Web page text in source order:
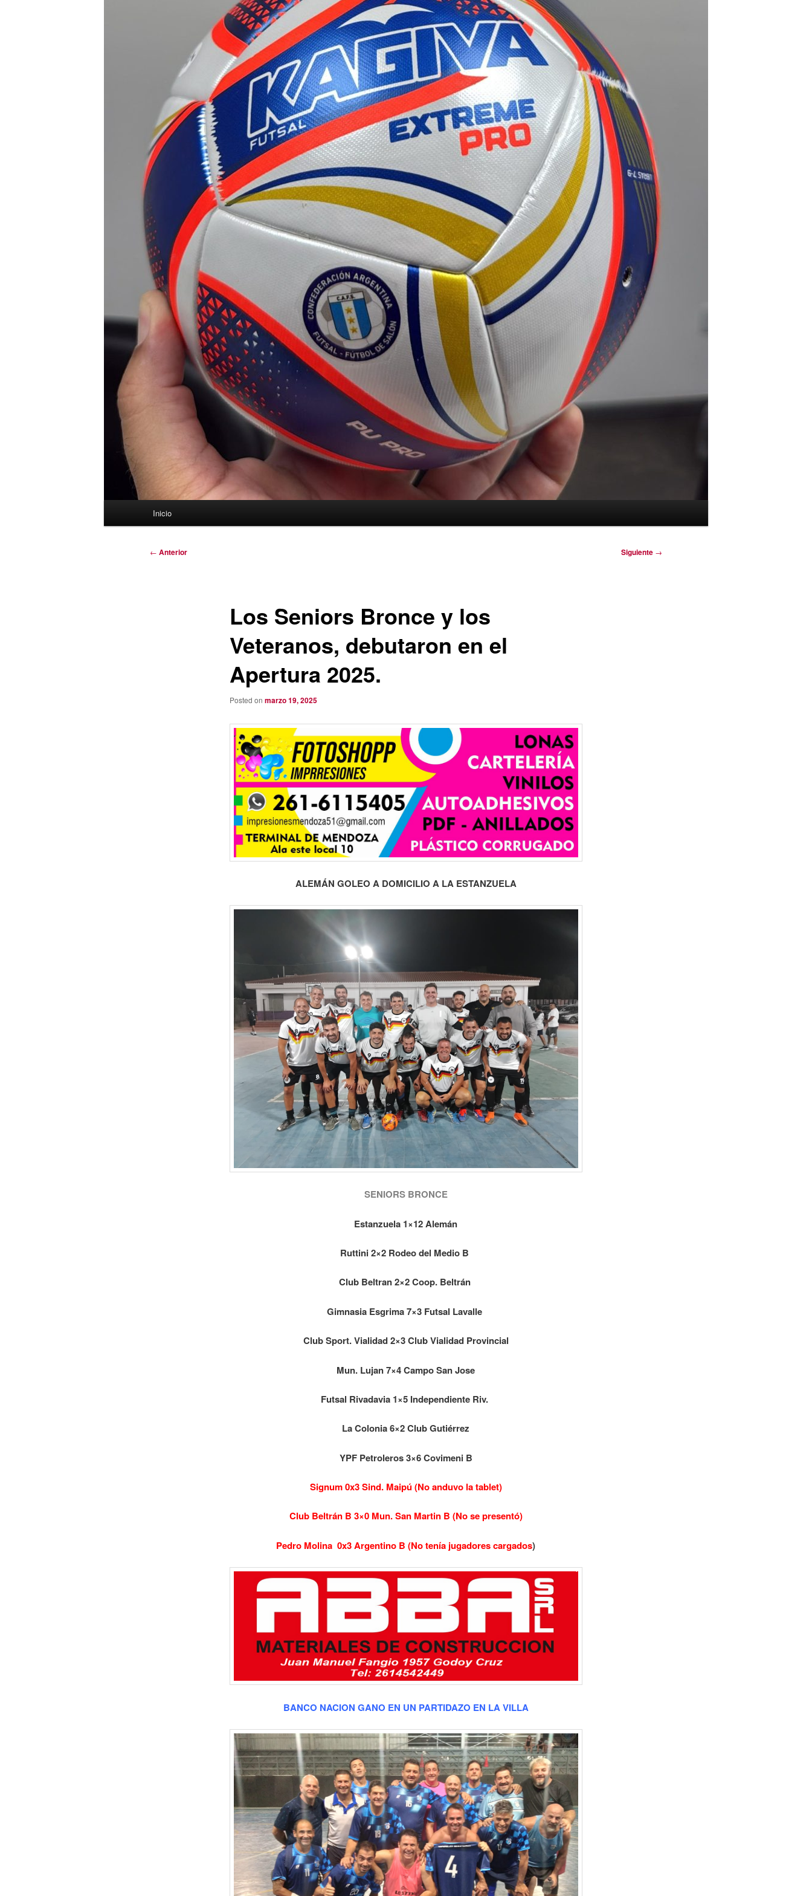
Inicio
Navegación
← Anterior Siguiente →
Los Seniors Bronce y los
Veteranos, debutaron en el
Apertura 2025.
Posted on marzo 19, 2025
ALEMÁN GOLEO A DOMICILIO A LA ESTANZUELA
SENIORS BRONCE
Estanzuela 1×12 Alemán
Ruttini 2×2 Rodeo del Medio B
Club Beltran 2×2 Coop. Beltrán
Gimnasia Esgrima 7×3 Futsal Lavalle
Club Sport. Vialidad 2×3 Club Vialidad Provincial
Mun. Lujan 7×4 Campo San Jose
Futsal Rivadavia 1×5 Independiente Riv.
La Colonia 6×2 Club Gutiérrez
YPF Petroleros 3×6 Covimeni B
Signum 0x3 Sind. Maipú (No anduvo la tablet)
Club Beltrán B 3×0 Mun. San Martin B (No se presentó)
Pedro Molina 0x3 Argentino B (No tenía jugadores cargados)
BANCO NACION GANO EN UN PARTIDAZO EN LA VILLA